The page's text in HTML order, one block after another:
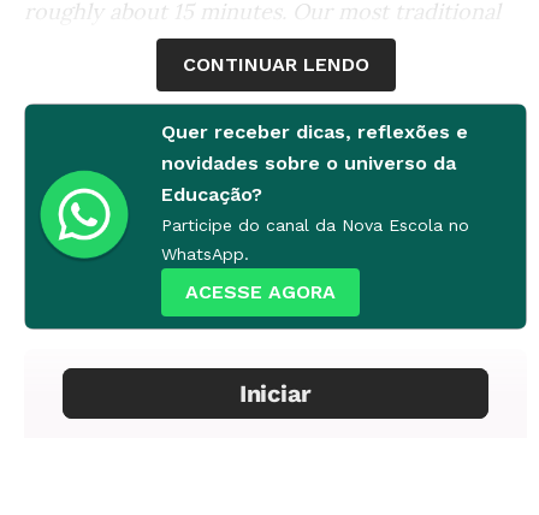
roughly about 15 minutes. Our most traditional
food is rice with beans. Brazilians are usually
outgoing and friendly.
CONTINUAR LENDO
Quer receber dicas, reflexões e
novidades sobre o universo da
Educação?
Participe do canal da Nova Escola no
WhatsApp.
ACESSE AGORA